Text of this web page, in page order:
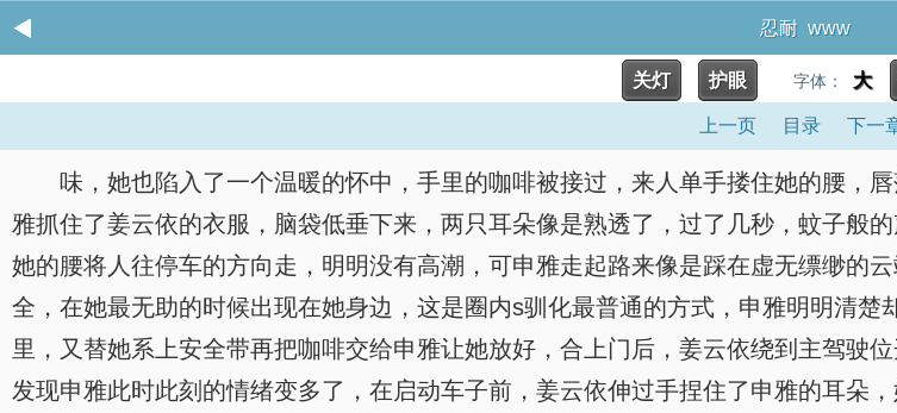
忍耐 www
关灯 护眼 字体： 大
上一页 目录 下一
味，她也陷入了一个温暖的怀中，手里的咖啡被接过，来人单手搂住她的腰，
雅抓住了姜云依的衣服，脑袋低垂下来，两只耳朵像是熟透了，过了几秒，蚊子般
她的腰将人往停车的方向走，明明没有高潮，可申雅走起路来像是踩在虚无缥缈的
全，在她最无助的时候出现在她身边，这是圈内s驯化最普通的方式，申雅明明清
里，又替她系上安全带再把咖啡交给申雅让她放好，合上门后，姜云依绕到主驾驶
发现申雅此时此刻的情绪变多了，在启动车子前，姜云依伸过手捏住了申雅的耳朵